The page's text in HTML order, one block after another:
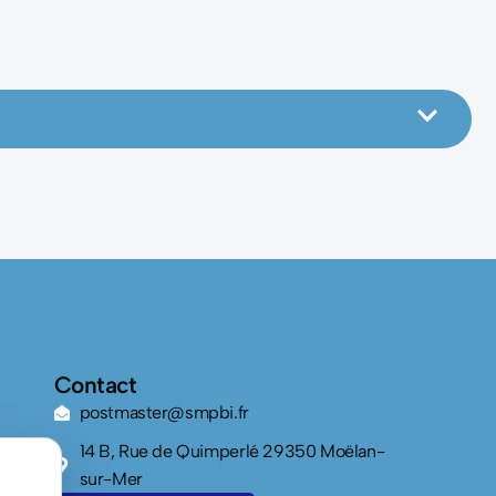
Contact
postmaster@smpbi.fr
14 B, Rue de Quimperlé 29350 Moëlan-
sur-Mer